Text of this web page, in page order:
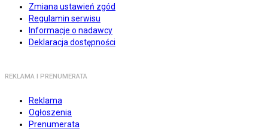
Zmiana ustawień zgód
Regulamin serwisu
Informacje o nadawcy
Deklaracja dostępności
REKLAMA I PRENUMERATA
Reklama
Ogłoszenia
Prenumerata